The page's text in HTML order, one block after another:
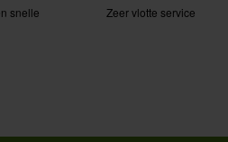
snelle
Zeer vlotte service